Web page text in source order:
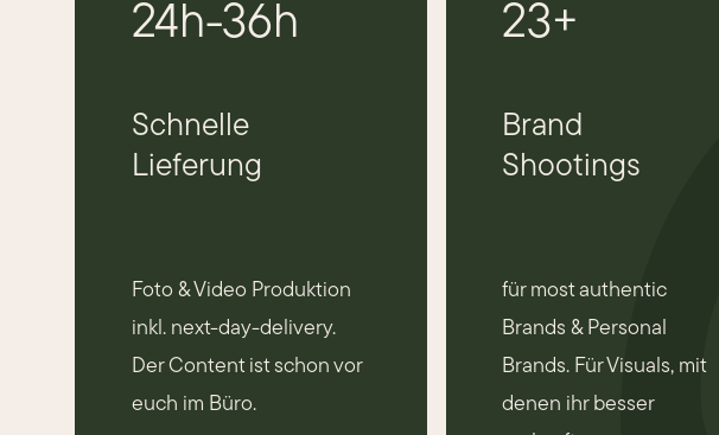
24h-36h
Schnelle
Lieferung
Foto & Video Produktion
inkl. next-day-delivery.
Der Content ist schon vor
euch im Büro.
23+
Brand
Shootings
für most authentic
Brands & Personal
Brands. Für Visuals, mit
denen ihr besser